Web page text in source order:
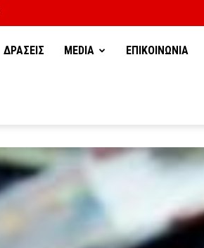
ΔΡΑΣΕΙΣ MEDIA ΕΠΙΚΟΙΝΩΝΙΑ